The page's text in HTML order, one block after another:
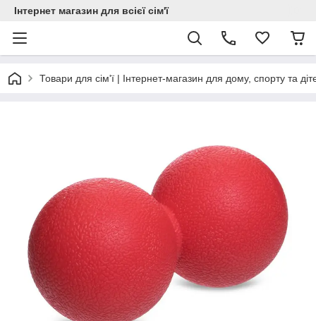
Інтернет магазин для всієї сім'ї
Товари для сім'ї | Інтернет-магазин для дому, спорту та